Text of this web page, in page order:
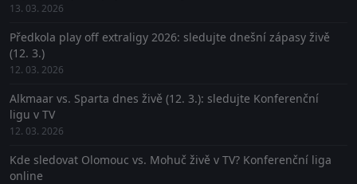
13. 03. 2026
Předkola play off extraligy 2026: sledujte dnešní zápasy živě
(12. 3.)
12. 03. 2026
Alkmaar vs. Sparta dnes živě (12. 3.): sledujte Konferenční
ligu v TV
12. 03. 2026
Kde sledovat Olomouc vs. Mohuč živě v TV? Konferenční liga
online